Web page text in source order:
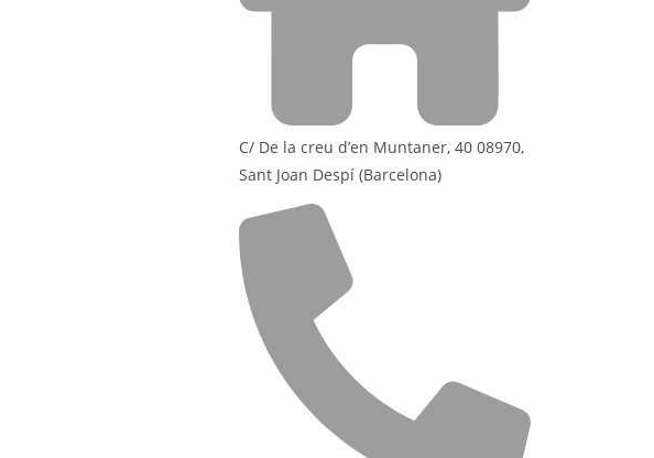
C/ De la creu d’en Muntaner, 40 08970,
Sant Joan Despí (Barcelona)